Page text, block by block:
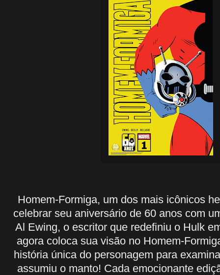
Homem-Formiga, um dos mais icônicos
celebrar seu aniversário de 60 anos com
Al Ewing, o escritor que redefiniu o Hulk
agora coloca sua visão no Homem-
história única do personagem para
assumiu o manto! Cada emocionante